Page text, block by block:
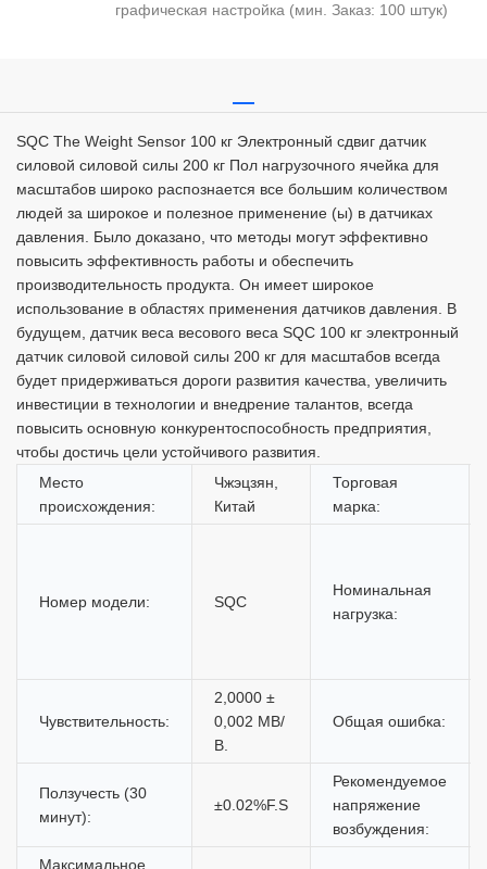
графическая настройка (мин. Заказ: 100 штук)
SQC The Weight Sensor 100 кг Электронный сдвиг датчик
силовой силовой силы 200 кг Пол нагрузочного ячейка для
масштабов широко распознается все большим количеством
людей за широкое и полезное применение (ы) в датчиках
давления. Было доказано, что методы могут эффективно
повысить эффективность работы и обеспечить
производительность продукта. Он имеет широкое
использование в областях применения датчиков давления. В
будущем, датчик веса весового веса SQC 100 кг электронный
датчик силовой силовой силы 200 кг для масштабов всегда
будет придерживаться дороги развития качества, увеличить
инвестиции в технологии и внедрение талантов, всегда
повысить основную конкурентоспособность предприятия,
чтобы достичь цели устойчивого развития.
Место
происхождения:
Чжэцзян,
Китай
Торговая
марка:
Номер модели: SQC
Номинальная
нагрузка:
Чувствительность:
2,0000 ±
0,002 МВ/
В.
Общая ошибка:
Ползучесть (30
минут):
±0.02%F.S
Рекомендуемое
напряжение
возбуждения:
Максимальное